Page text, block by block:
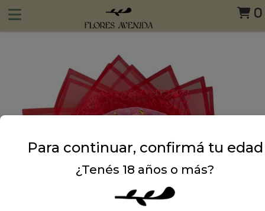
0
Para continuar, confirmá tu edad
¿Tenés 18 años o más?